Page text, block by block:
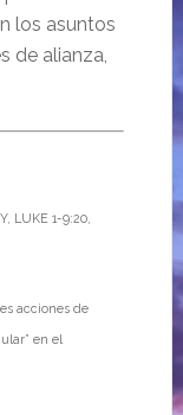
los asuntos
de alianza,
LUKE 1-9:20,
acciones de
en el